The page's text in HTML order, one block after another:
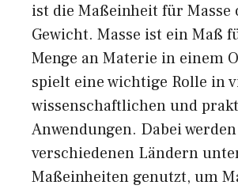
ist die Maßeinheit für Masse
Gewicht. Masse ist ein Maß
Menge an Materie in einem
spielt eine wichtige Rolle in
wissenschaftlichen und
Anwendungen. Dabei
verschiedenen Ländern
Maßeinheiten genutzt, um